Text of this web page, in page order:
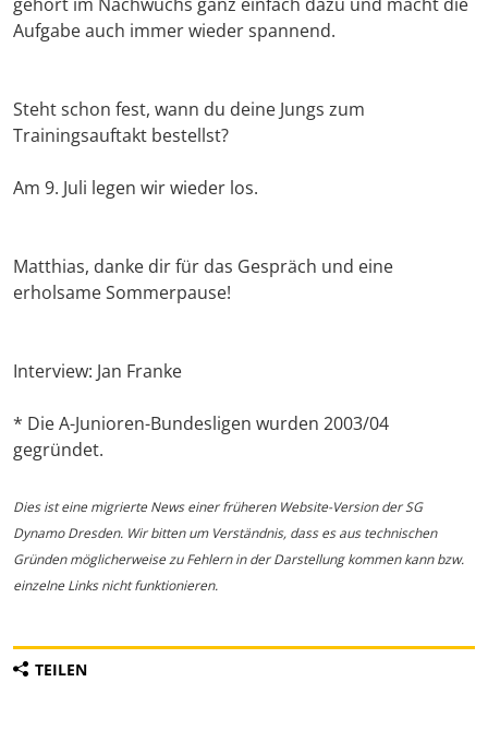
Aufgabe auch immer wieder spannend.
Steht schon fest, wann du deine Jungs zum
Trainingsauftakt bestellst?
Am 9. Juli legen wir wieder los.
Matthias, danke dir für das Gespräch und eine
erholsame Sommerpause!
Interview: Jan Franke
* Die A-Junioren-Bundesligen wurden 2003/04
gegründet.
Dies ist eine migrierte News einer früheren Website-Version der SG
Dynamo Dresden. Wir bitten um Verständnis, dass es aus technischen
Gründen möglicherweise zu Fehlern in der Darstellung kommen kann bzw.
einzelne Links nicht funktionieren.
TEILEN